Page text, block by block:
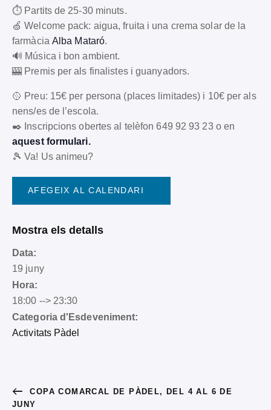
⏱️ Partits de 25-30 minuts.
🍏 Welcome pack: aigua, fruita i una crema solar de la
farmàcia Alba Mataró.
🔊 Música i bon ambient.
🎰 Premis per als finalistes i guanyadors.
🥎 Preu: 15€ per persona (places limitades) i 10€ per als
nens/es de l’escola.
✒️ Inscripcions obertes al telèfon 649 92 93 23 o en
aquest formulari.
🎾 Va! Us animeu?
AFEGEIX AL CALENDARI
Mostra els detalls
Data:
19 juny
Hora:
18:00 --> 23:30
Categoria d'Esdeveniment:
Activitats Pàdel
COPA COMARCAL DE PÀDEL, DEL 4 AL 6 DE
JUNY